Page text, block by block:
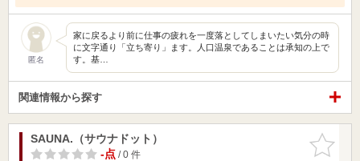
匿名
家に戻るより前に仕事の疲れを一度落としてしまいたい気分の時
に文字通り「立ち寄り」ます。人口温泉であることは承知の上で
す。基…
関連情報から探す
お気に入
りに追加
SAUNA.（サウナドット）
-点/ 0 件